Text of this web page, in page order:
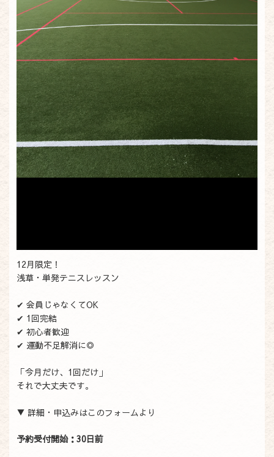
12月限定！
浅草・単発テニスレッスン
✔ 会員じゃなくてOK
✔ 1回完結
✔ 初心者歓迎
✔ 運動不足解消に◎
「今月だけ、1回だけ」
それで大丈夫です。
▼ 詳細・申込みはこのフォームより
予約受付開始：30日前